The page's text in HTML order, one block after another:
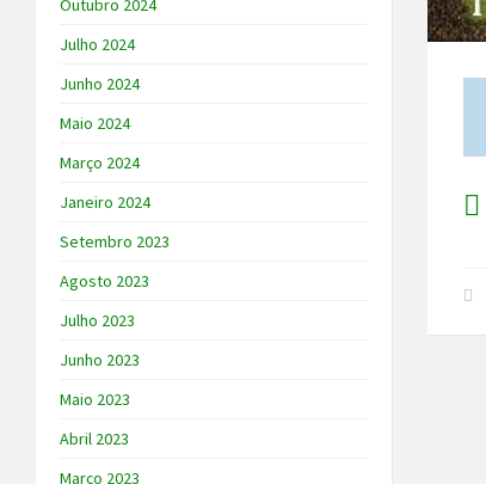
Outubro 2024
Julho 2024
Junho 2024
Maio 2024
Março 2024
Janeiro 2024
Setembro 2023
Agosto 2023
Julho 2023
Junho 2023
Maio 2023
Abril 2023
Março 2023